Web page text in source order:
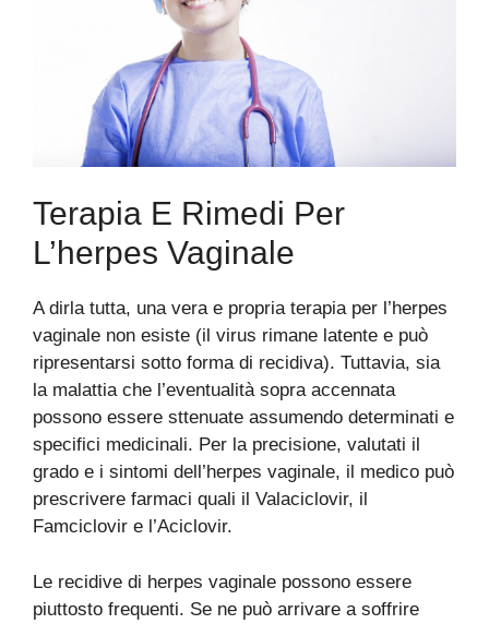
Terapia E Rimedi Per
L’herpes Vaginale
A dirla tutta, una vera e propria terapia per l’herpes
vaginale non esiste (il virus rimane latente e può
ripresentarsi sotto forma di recidiva). Tuttavia, sia
la malattia che l’eventualità sopra accennata
possono essere sttenuate assumendo determinati e
specifici medicinali. Per la precisione, valutati il
grado e i sintomi dell’herpes vaginale, il medico può
prescrivere farmaci quali il Valaciclovir, il
Famciclovir e l’Aciclovir.
Le recidive di herpes vaginale possono essere
piuttosto frequenti. Se ne può arrivare a soffrire